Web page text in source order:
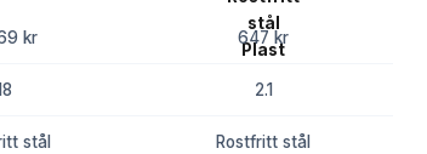
kr 647 kr
2.1
stål Rostfritt stål